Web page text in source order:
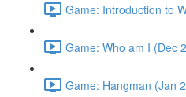
Game: Introduction to
Game: Who am I (Dec
Game: Hangman (Jan